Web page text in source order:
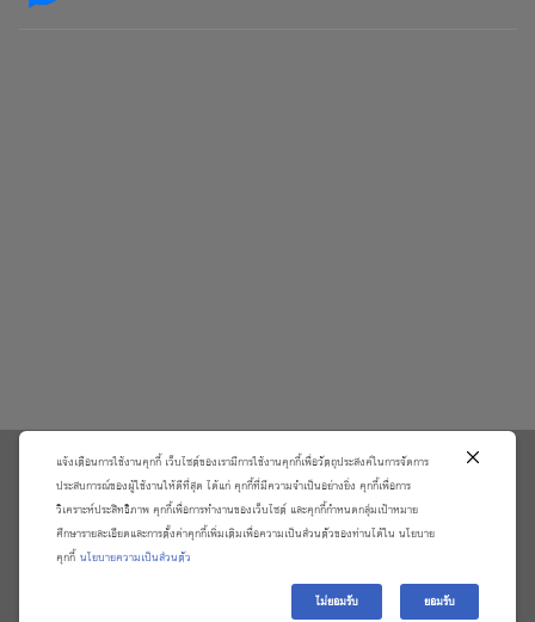
\
เกี่ยวกับเรา
วิธีการสั่งซื้อสินค้าและการรับประกันสินค้า
แจ้งชำระเงิน
ติดต่อเราและร้องเรียน
แจ้งเตือนการใช้งานคุกกี้ เว็บไซต์ของเรามีการใช้งานคุกกี้เพื่อวัตถุประสงค์ในการจัดการ
ประสบการณ์ของผู้ใช้งานให้ดีที่สุด ได้แก่ คุกกี้ที่มีความจำเป็นอย่างยิ่ง คุกกี้เพื่อการ
วิเคราะห์ประสิทธิภาพ คุกกี้เพื่อการทำงานของเว็บไซต์ และคุกกี้กำหนดกลุ่มเป้าหมาย
ศึกษารายละเอียดและการตั้งค่าคุกกี้เพิ่มเติมเพื่อความเป็นส่วนตัวของท่านได้ใน นโยบาย
คุกกี้ นโยบายความเป็นส่วนตัว
ไม่ยอมรับ ยอมรับ